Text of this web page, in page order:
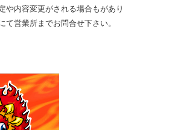
や内容変更がされる場合もがあり
て営業所までお問合せ下さい。